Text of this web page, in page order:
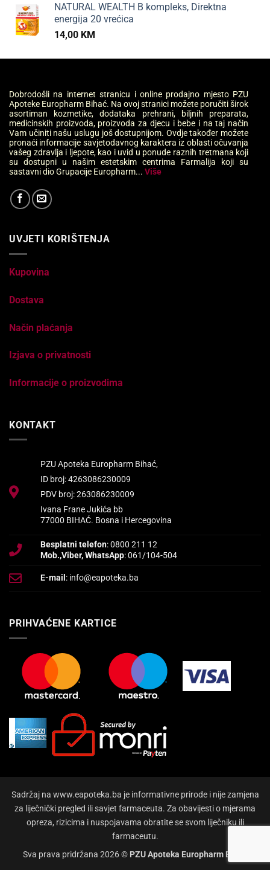
NATURAL WEALTH B kompleks, Direktna
energija 20 vrećica
14,00 KM
Dobrodošli na internet stranicu i online prodajno mjesto PZU
Apoteke Europharm Bihać. Na ovoj stranici možete poručiti širok
asortiman kozmetike, dodataka prehrani, biljnih preparata,
medicinskih proizvoda, proizvoda za djecu i bebe i na taj način
Vam učiniti našu uslugu još dostupnijom. Ovdje također možete
pronaći informacije savjetodavnog karaktera iz oblasti očuvanja
vašeg zdravlja i ljepote, kao i uvid u ponude raznih tretmana koji
su dostupni u našim estetskim centrima Farmalija koji su
sastavni dio Grupacije Europharm... Više
UVJETI KORIŠTENJA
Kupovina
Dostava
Način plaćanja
Izjava o privatnosti
Informacije o proizvodima
KONTAKT
PZU Apoteka Europharm Bihać,
ID broj: 4263086230009
PDV broj: 263086230009
Ivana Frane Jukića bb
77000 BIHAĆ. Bosna i Hercegovina
Besplatni telefon: 0800 211 12
Mob.,Viber, WhatsApp: 061/104-504
E-mail: info@eapoteka.ba
PRIHVAĆENE KARTICE
Sadržaj na www.eapoteka.ba je informativne prirode i nije zamjena
za liječnički pregled ili savjet farmaceuta. Za obavijesti o mjerama
opreza, rizicima i nuspojavama obratite se svom liječniku ili
farmaceutu.
Sva prava pridržana 2026 © PZU Apoteka Europharm Bihać